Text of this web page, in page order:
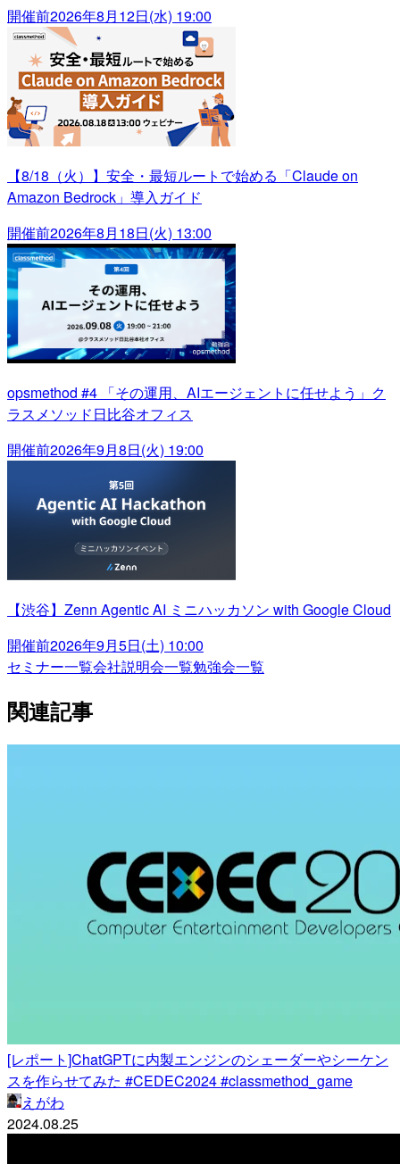
開催前2026年8月12日(水) 19:00
【8/18（火）】安全・最短ルートで始める「Claude on
Amazon Bedrock」導入ガイド
開催前2026年8月18日(火) 13:00
opsmethod #4 「その運用、AIエージェントに任せよう」ク
ラスメソッド日比谷オフィス
開催前2026年9月8日(火) 19:00
【渋谷】Zenn Agentic AI ミニハッカソン with Google Cloud
開催前2026年9月5日(土) 10:00
セミナー一覧会社説明会一覧勉強会一覧
関連記事
[レポート]ChatGPTに内製エンジンのシェーダーやシーケン
スを作らせてみた #CEDEC2024 #classmethod_game
えがわ
2024.08.25